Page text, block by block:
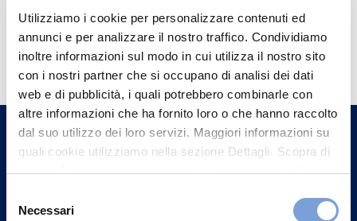
Utilizziamo i cookie per personalizzare contenuti ed
annunci e per analizzare il nostro traffico. Condividiamo
inoltre informazioni sul modo in cui utilizza il nostro sito
con i nostri partner che si occupano di analisi dei dati
web e di pubblicità, i quali potrebbero combinarle con
altre informazioni che ha fornito loro o che hanno raccolto
dal suo utilizzo dei loro servizi. Maggiori informazioni su
quali cookie utilizziamo nella sezione Dettagli. Scopra di
più su chi siamo, come può contattarci e come trattiamo i
può trovare nel footer del sito nella sezione "Informativa
delNecessari
Hai bisogno di
informazioni?
Trova l'Agenzia più vicina a te e parla con
un nostro Agente.
Contattaci